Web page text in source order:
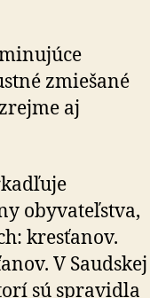
zmiešané
aj
oby­va­teľ­stva,
kresťanov.
V Saudskej
sú spra­vidla